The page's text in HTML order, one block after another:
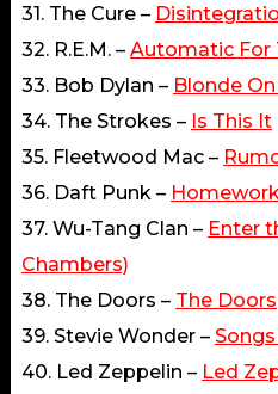
31. The Cure –
32. R.E.M. – Automatic For
33. Bob Dylan – Blonde
34. The Strokes – Is This It
35. Fleetwood Mac –
36. Daft Punk – Homework
37. Wu-Tang Clan – Enter
Chambers)
38. The Doors – The Doors
39. Stevie Wonder –
40. Led Zeppelin – Led